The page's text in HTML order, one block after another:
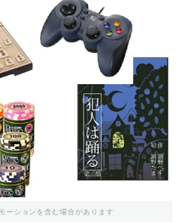
ーションを含む場合があります